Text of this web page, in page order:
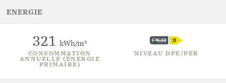
ENERGIE
321 kWh/m²
CONSOMMATION
ANNUELLE (ÉNERGIE
PRIMAIRE)
NIVEAU DPE/PEB